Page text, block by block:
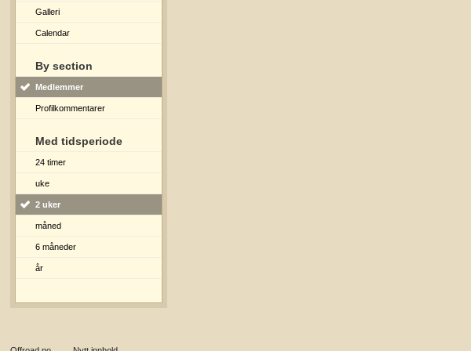
Galleri
Calendar
By section
Medlemmer
Profilkommentarer
Med tidsperiode
24 timer
uke
2 uker
måned
6 måneder
år